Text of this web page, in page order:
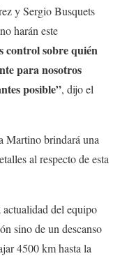
y Sergio Busquets
harán este
control sobre quién
para nosotros
posible”, dijo el
Martino brindará una
al respecto de esta
actualidad del equipo
sino de un descanso
4500 km hasta la